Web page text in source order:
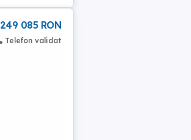
249 085 RON
Telefon validat